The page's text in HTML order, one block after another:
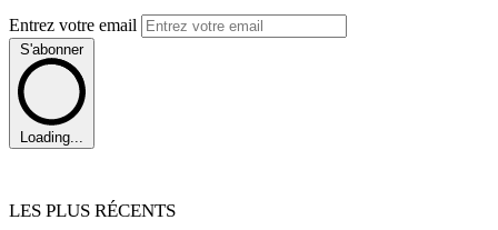
Entrez votre email
S'abonner
Loading...
LES PLUS RÉCENTS